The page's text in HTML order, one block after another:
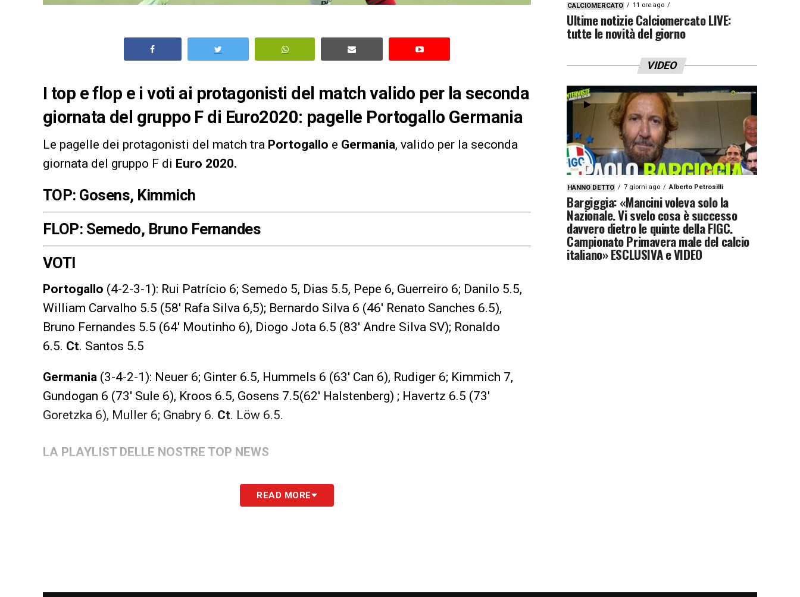
I top e flop e i voti ai protagonisti del match valido per la seconda
giornata del gruppo F di Euro2020: pagelle Portogallo Germania
Le pagelle dei protagonisti del match tra Portogallo e Germania, valido per la seconda
giornata del gruppo F di Euro 2020.
TOP: Gosens, Kimmich
FLOP: Semedo, Bruno Fernandes
VOTI
Portogallo (4-2-3-1): Rui Patrício 6; Semedo 5, Dias 5.5, Pepe 6, Guerreiro 6; Danilo 5.5,
William Carvalho 5.5 (58′ Rafa Silva 6,5); Bernardo Silva 6 (46′ Renato Sanches 6.5),
Bruno Fernandes 5.5 (64′ Moutinho 6), Diogo Jota 6.5 (83′ Andre Silva SV); Ronaldo
6.5. Ct. Santos 5.5
Germania (3-4-2-1): Neuer 6; Ginter 6.5, Hummels 6 (63′ Can 6), Rudiger 6; Kimmich 7,
Gundogan 6 (73′ Sule 6), Kroos 6.5, Gosens 7.5(62′ Halstenberg) ; Havertz 6.5 (73′
Goretzka 6), Muller 6; Gnabry 6. Ct. Löw 6.5.
LA PLAYLIST DELLE NOSTRE TOP NEWS
READ MORE
CALCIOMERCATO 11 ore ago
Ultime notizie Calciomercato LIVE:
tutte le novità del giorno
VIDEO
HANNO DETTO 7 giorni ago Alberto Petrosilli
Bargiggia: «Mancini voleva solo la
Nazionale. Vi svelo cosa è successo
davvero dietro le quinte della FIGC.
Campionato Primavera male del calcio
italiano» ESCLUSIVA e VIDEO